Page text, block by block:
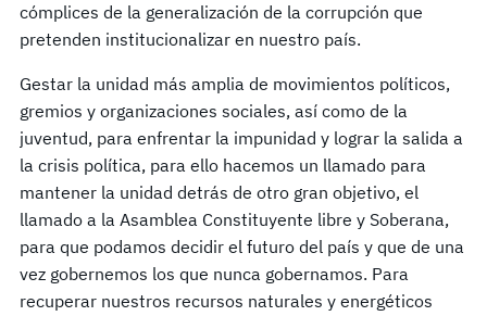
cómplices de la generalización de la corrupción que
pretenden institucionalizar en nuestro país.
Gestar la unidad más amplia de movimientos políticos,
gremios y organizaciones sociales, así como de la
juventud, para enfrentar la impunidad y lograr la salida a
la crisis política, para ello hacemos un llamado para
mantener la unidad detrás de otro gran objetivo, el
llamado a la Asamblea Constituyente libre y Soberana,
para que podamos decidir el futuro del país y que de una
vez gobernemos los que nunca gobernamos. Para
recuperar nuestros recursos naturales y energéticos